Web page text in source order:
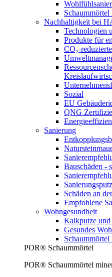
Nachhaltigkeit bei
Technologien
Produkte für
CO₂-
Sozial
EU
QNG
Sanierung
Bauschäden -
Sanierungsputz
Schäden an
Empfohlene
Wohngesundheit
Kalkputze
Gesundes
POR® Schaummörtel
POR® Schaummörtel